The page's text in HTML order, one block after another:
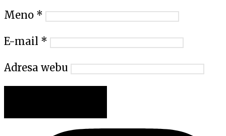
Meno *
E-mail *
Adresa webu